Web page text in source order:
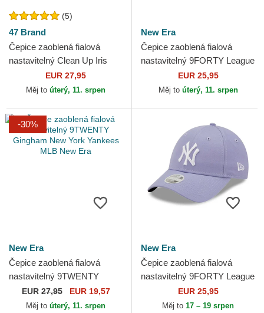
(5)
47 Brand
Čepice zaoblená fialová
nastavitelný Clean Up Iris
New York Yankees MLB 47
Brand
EUR 27,95
Měj to úterý, 11. srpen
New Era
Čepice zaoblená fialová
nastavitelný 9FORTY League
Essential New York Yankees
MLB New Era
EUR 25,95
Měj to úterý, 11. srpen
-30%
New Era
Čepice zaoblená fialová
nastavitelný 9TWENTY
Gingham New York Yankees
MLB New Era
EUR27,95 EUR 19,57
Měj to úterý, 11. srpen
New Era
Čepice zaoblená fialová
nastavitelný 9FORTY League
Essential New York Yankees
MLB New Era
EUR 25,95
Měj to 17 – 19 srpen